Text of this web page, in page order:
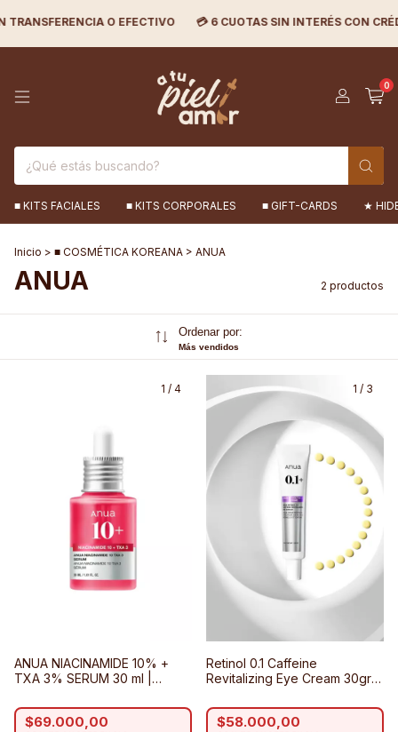
💳 6 CUOTAS SIN INTERÉS CON CRÉDITO Y 4 CUOTAS
0
■ KITS FACIALES ■ KITS CORPORALES ■ GIFT-CARDS ★
Inicio > ■ COSMÉTICA KOREANA > ANUA
ANUA 2 productos
Ordenar por:
Más vendidos
1 / 4
ANUA NIACINAMIDE 10% +
TXA 3% SERUM 30 ml |
Pieles, con Acné y Sensibles
$69.000,00
1 / 3
Retinol 0.1 Caffeine
Revitalizing Eye Cream 30gr -
y Cafeina que suaviza Lineas
Finas | ANUA
$58.000,00